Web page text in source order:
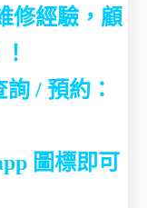
修經驗，顧
詢 / 預約：
圖標即可